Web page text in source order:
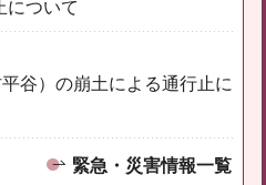
について
谷）の崩土による通行止に
緊急・災害情報一覧